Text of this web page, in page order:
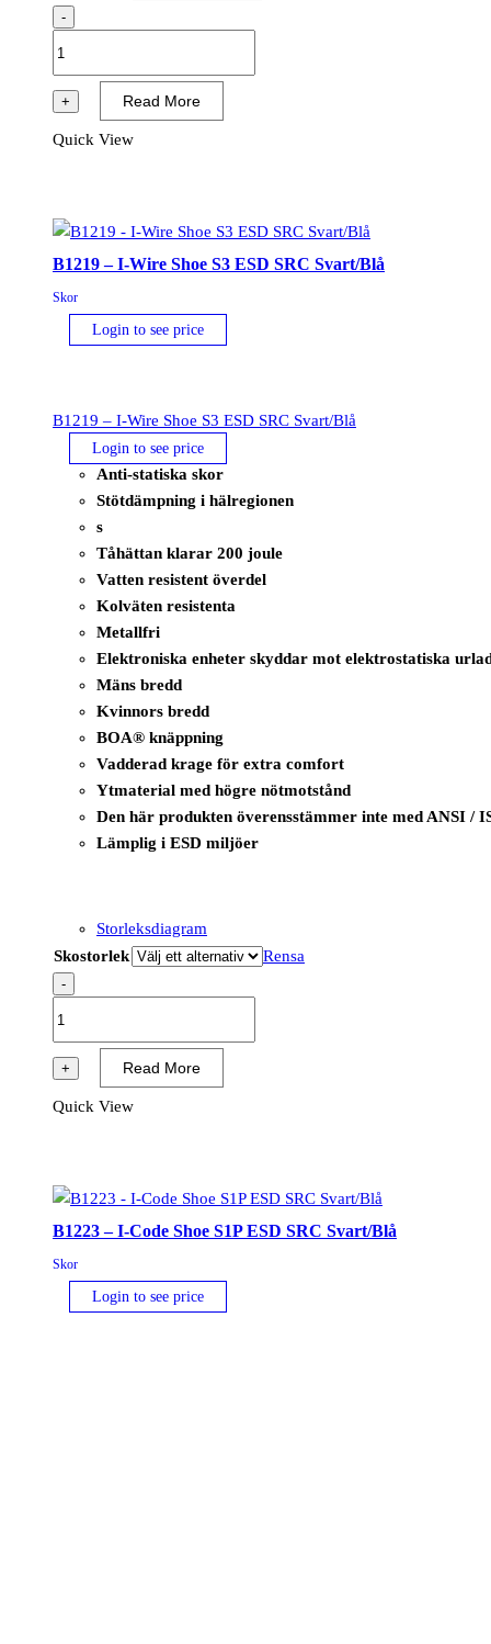
-
I-
Shoe
SRC
+ Read More
Quick View
B1219 – I-Wire Shoe S3 ESD SRC Svart/Blå
Skor
Login to see price
B1219 – I-Wire Shoe S3 ESD SRC Svart/Blå
Login to see price
Anti-statiska skor
Stötdämpning i hälregionen
s
Tåhättan klarar 200 joule
Vatten resistent överdel
Kolväten resistenta
Metallfri
Elektroniska enheter skyddar mot elektrostatiska
Mäns bredd
Kvinnors bredd
BOA® knäppning
Vadderad krage för extra comfort
Ytmaterial med högre nötmotstånd
Den här produkten överensstämmer inte med ANSI /
Lämplig i ESD miljöer
Storleksdiagram
Skostorlek
Rensa
-
I-
Shoe
SRC
+ Read More
Quick View
B1223 – I-Code Shoe S1P ESD SRC Svart/Blå
Skor
Login to see price